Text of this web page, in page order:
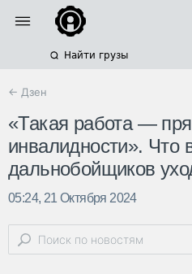
Найти грузы
← Дзен
«Такая работа —
инвалидности». Что
дальнобойщиков
05:24, 21 Октября 2024